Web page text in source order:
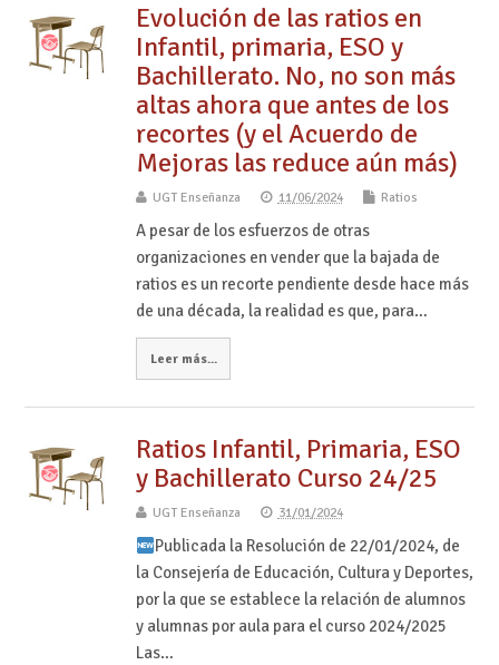
Evolución de las ratios en
Infantil, primaria, ESO y
Bachillerato. No, no son más
altas ahora que antes de los
recortes (y el Acuerdo de
Mejoras las reduce aún más)
UGT Enseñanza 11/06/2024 Ratios
A pesar de los esfuerzos de otras
organizaciones en vender que la bajada de
ratios es un recorte pendiente desde hace más
de una década, la realidad es que, para…
Leer más...
Ratios Infantil, Primaria, ESO
y Bachillerato Curso 24/25
UGT Enseñanza 31/01/2024
Publicada la Resolución de 22/01/2024, de
la Consejería de Educación, Cultura y Deportes,
por la que se establece la relación de alumnos
y alumnas por aula para el curso 2024/2025
Las…